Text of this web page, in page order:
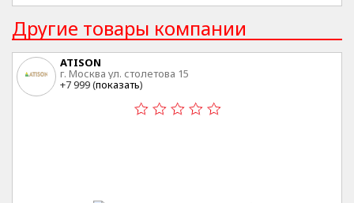
Другие товары компании
ATISON
г. Москва ул. столетова 15
+7 999 (показать)